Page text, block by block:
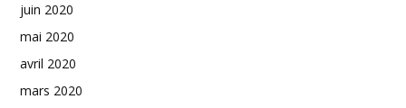
juin 2020
mai 2020
avril 2020
mars 2020